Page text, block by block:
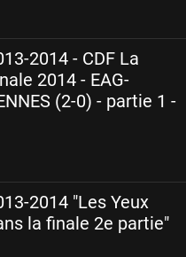
2014 - CDF La
2014 - EAG-
(2-0) - partie 1 -
2014 "Les Yeux
la finale 2e partie"